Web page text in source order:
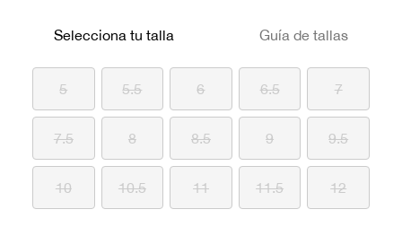
Selecciona tu talla Guía de tallas
5 5.5 6 6.5 7
7.5 8 8.5 9 9.5
10 10.5 11 11.5 12